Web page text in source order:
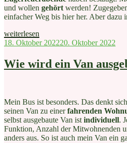
und wollen gehört werden!
einfacher Weg bis hier her. Aber dazu
„Wie
produziere
Musik
im
weiterlesen
Veröffentlicht
18. Oktober 202220. Oktober 2022
Wie wird ein Van
Mein Bus ist besonders. Das denkt
seinen Van zu einerfahrenden
selbst ausgebaute Van ist individuell.
Funktion, Anzahl der Mitwohnenden
anders aus. So ist auch mein Van ein